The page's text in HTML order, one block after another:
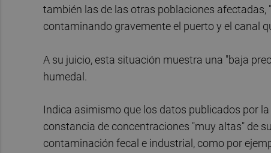
también las de las otras poblaciones
contaminando gravemente el puerto y el canal
A su juicio, esta situación muestra una "baja
humedal.
Indica asimismo que los datos publicados por
constancia de concentraciones "muy altas" de
contaminación fecal e industrial, como por